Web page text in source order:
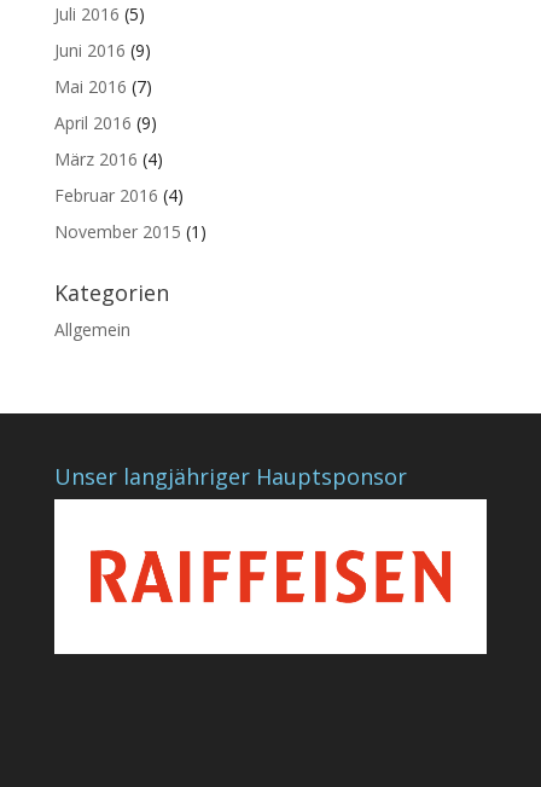
Juli 2016 (5)
Juni 2016 (9)
Mai 2016 (7)
April 2016 (9)
März 2016 (4)
Februar 2016 (4)
November 2015 (1)
Kategorien
Allgemein
Unser langjähriger Hauptsponsor